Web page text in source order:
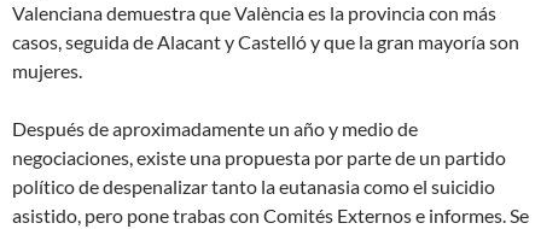
Valenciana demuestra que València es la provincia con más
casos, seguida de Alacant y Castelló y que la gran mayoría son
mujeres.
Después de aproximadamente un año y medio de
negociaciones, existe una propuesta por parte de un partido
político de despenalizar tanto la eutanasia como el suicidio
asistido, pero pone trabas con Comités Externos e informes. Se